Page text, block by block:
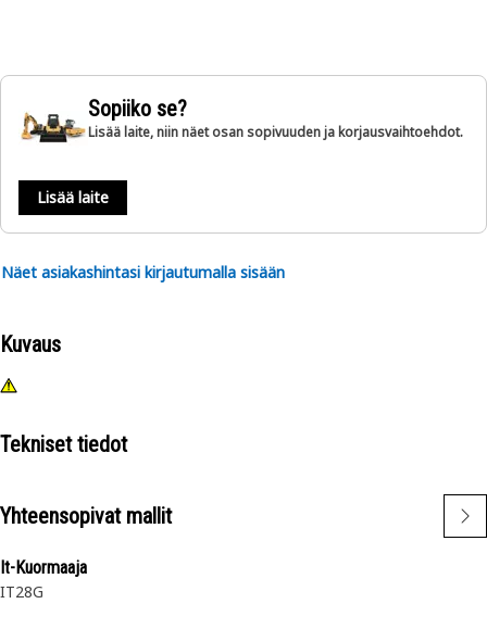
Sopiiko se?
Lisää laite, niin näet osan sopivuuden ja korjausvaihtoehdot.
Lisää laite
Näet asiakashintasi kirjautumalla sisään
Kuvaus
Tekniset tiedot
Yhteensopivat mallit
It-Kuormaaja
IT28G